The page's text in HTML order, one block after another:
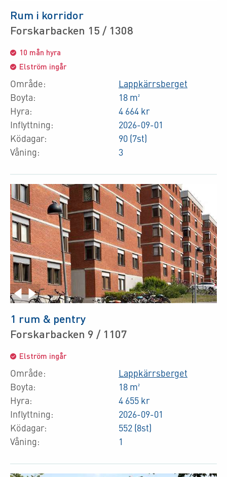
Rum i korridor
Forskarbacken 15 / 1308
10 mån hyra
Elström ingår
Område:
Boyta:
Hyra:
Inflyttning:
Ködagar:
Våning:
Lappkärrsberget
18 m²
4 664 kr
2026-09-01
90 (7st)
3
1 rum & pentry
Forskarbacken 9 / 1107
Elström ingår
Område:
Boyta:
Hyra:
Inflyttning:
Ködagar:
Våning:
Lappkärrsberget
18 m²
4 655 kr
2026-09-01
552 (8st)
1